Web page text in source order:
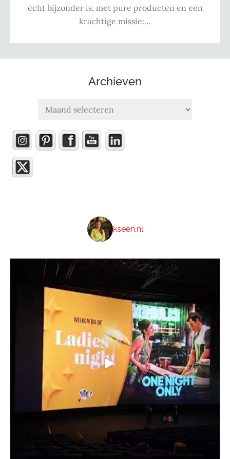
écht bijzonder is, met pure producten en een
krachtige missie:…
Archieven
Archieven
kseen.nl